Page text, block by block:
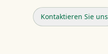
Kontaktieren Sie uns